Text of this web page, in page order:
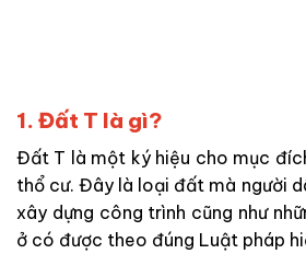
1. Đất T là gì?
Đất T là một ký hiệu cho mục
thổ cư. Đây là loại đất mà người
xây dựng công trình cũng như
ở có được theo đúng Luật pháp